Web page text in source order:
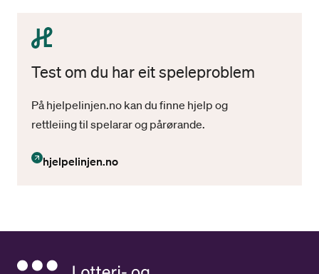
Test om du har eit speleproblem
På hjelpelinjen.no kan du finne hjelp og
rettleiing til spelarar og pårørande.
hjelpelinjen.no